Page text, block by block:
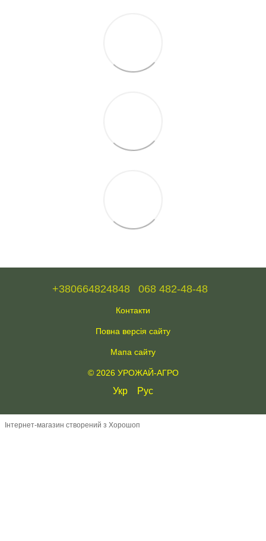
+380664824848 068 482-48-48
Контакти
Повна версія сайту
Мапа сайту
© 2026 УРОЖАЙ-АГРО
Укр Рус
Інтернет-магазин створений з Хорошоп